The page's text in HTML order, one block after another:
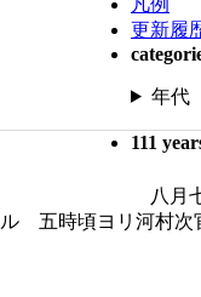
更新履
年代
111
八月
五時頃ヨリ河村次